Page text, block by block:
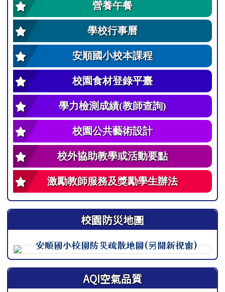
營養午餐
學校行事曆
安順國小校本課程
校園食材登錄平臺
學力檢測成績(教師查詢)
校園公共藝術設計
校外協助教學或活動要點
激勵教師服務及獎勵學生辦法
校園防災地圖
此圖為安順國小校園防災地圖（地震），呈現校園
AQI空氣品質